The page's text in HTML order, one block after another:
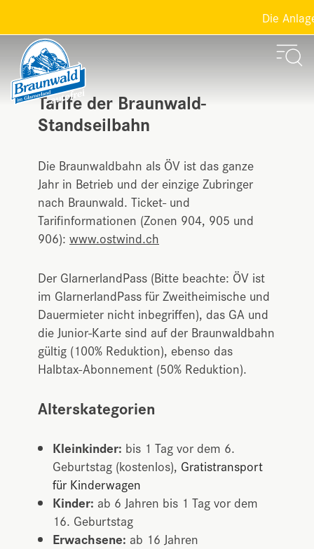
Die
Tarife der Braunwald-
Standseilbahn
Die Braunwaldbahn als ÖV ist das ganze
Jahr in Betrieb und der einzige Zubringer
nach Braunwald. Ticket- und
Tarifinformationen (Zonen 904, 905 und
906): www.ostwind.ch
Der GlarnerlandPass (Bitte beachte: ÖV ist
im GlarnerlandPass für Zweitheimische und
Dauermieter nicht inbegriffen), das GA und
die Junior-Karte sind auf der Braunwaldbahn
gültig (100% Reduktion), ebenso das
Halbtax-Abonnement (50% Reduktion).
Alterskategorien
Kleinkinder: bis 1 Tag vor dem 6.
Geburtstag (kostenlos), Gratistransport
für Kinderwagen
Kinder: ab 6 Jahren bis 1 Tag vor dem
16. Geburtstag
Erwachsene: ab 16 Jahren